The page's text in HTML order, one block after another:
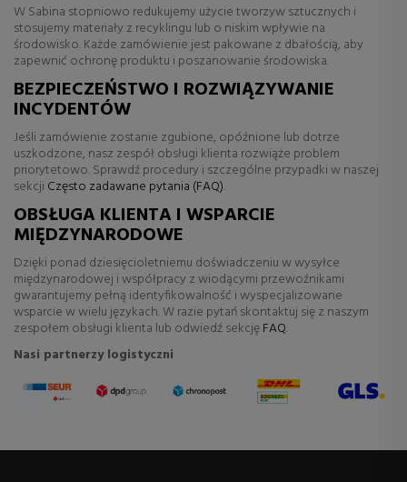
W Sabina stopniowo redukujemy użycie tworzyw sztucznych i
stosujemy materiały z recyklingu lub o niskim wpływie na
środowisko. Każde zamówienie jest pakowane z dbałością, aby
zapewnić ochronę produktu i poszanowanie środowiska.
BEZPIECZEŃSTWO I ROZWIĄZYWANIE
INCYDENTÓW
Jeśli zamówienie zostanie zgubione, opóźnione lub dotrze
uszkodzone, nasz zespół obsługi klienta rozwiąże problem
priorytetowo. Sprawdź procedury i szczególne przypadki w naszej
sekcji Często zadawane pytania (FAQ).
OBSŁUGA KLIENTA I WSPARCIE
MIĘDZYNARODOWE
Dzięki ponad dziesięcioletniemu doświadczeniu w wysyłce
międzynarodowej i współpracy z wiodącymi przewoźnikami
gwarantujemy pełną identyfikowalność i wyspecjalizowane
wsparcie w wielu językach. W razie pytań skontaktuj się z naszym
zespołem obsługi klienta lub odwiedź sekcjęFAQ.
Nasi partnerzy logistyczni